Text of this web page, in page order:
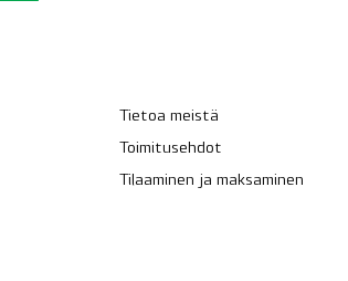
Tietoa meistä
Toimitusehdot
Tilaaminen ja maksaminen